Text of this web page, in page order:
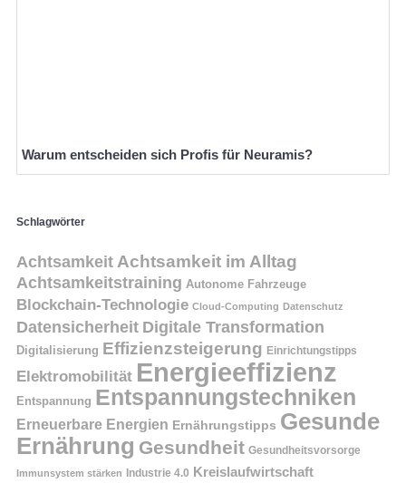
Warum entscheiden sich Profis für Neuramis?
Schlagwörter
AchtsamkeitAchtsamkeit im Alltag
Achtsamkeitstraining Autonome Fahrzeuge
Blockchain-Technologie Cloud-Computing Datenschutz
Datensicherheit Digitale Transformation
Digitalisierung Effizienzsteigerung Einrichtungstipps
Elektromobilität Energieeffizienz
Entspannung Entspannungstechniken
Erneuerbare Energien Ernährungstipps Gesunde
Ernährung Gesundheit Gesundheitsvorsorge
Immunsystem stärken Industrie 4.0 Kreislaufwirtschaft